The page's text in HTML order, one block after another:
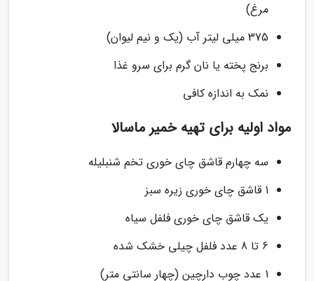
مرغ)
375 میلی لیتر آب (یک و نیم لیوان)
برنج پخته یا نان گرم برای سرو غذا
نمک به اندازه کافی
مواد اولیه برای تهیه خمیر ماسالا
سه چهارم قاشق چای خوری تخم شنبلیله
1 قاشق چای خوری زیره سبز
یک قاشق چای خوری فلفل سیاه
6 تا 8 عدد فلفل چیلی خشک شده
1 عدد چوب دارچین (چهار سانتی متر)